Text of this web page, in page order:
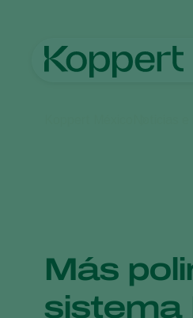
Más
sistema